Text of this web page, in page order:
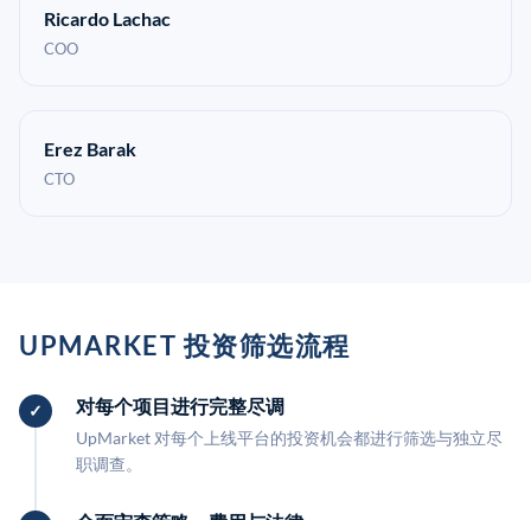
Ricardo Lachac
COO
Erez Barak
CTO
UPMARKET 投资筛选流程
对每个项目进行完整尽调
UpMarket 对每个上线平台的投资机会都进行筛选与独立尽
职调查。